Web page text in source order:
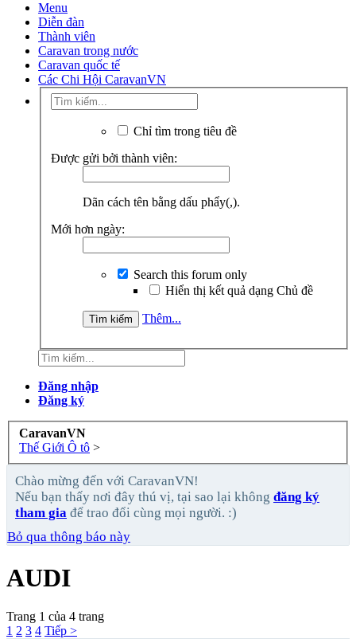
Menu
Diễn đàn
Thành viên
Caravan trong nước
Caravan quốc tế
Các Chi Hội CaravanVN
Chỉ tìm trong tiêu đề
Được gửi bởi thành viên:
Dãn cách tên bằng dấu phẩy(,).
Mới hơn ngày:
Search this forum only
Hiển thị kết quả dạng Chủ đề
Thêm...
Đăng nhập
Đăng ký
CaravanVN
Thế Giới Ô tô >
Chào mừng đến với CaravanVN!
Nếu bạn thấy nơi đây thú vị, tại sao lại không đăng ký
tham gia để trao đổi cùng mọi người. :)
Bỏ qua thông báo này
AUDI
Trang 1 của 4 trang
1 2 3 4 Tiếp >